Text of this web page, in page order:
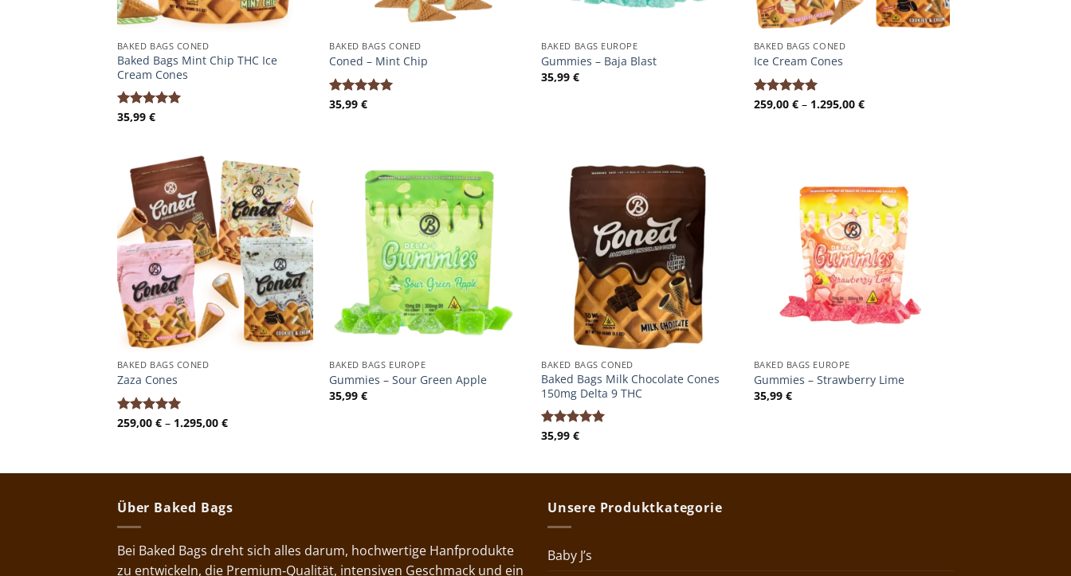
BAKED BAGS CONED
Baked Bags Mint Chip THC Ice
Cream Cones
Bewertet
35,99 €
BAKED BAGS CONED
Coned – Mint Chip
Bewertet
35,99€
BAKED BAGS EUROPE
Gummies – Baja Blast
35,99€
BAKED BAGS CONED
Ice Cream Cones
Bewertet
259,00 € – 1.295,00 €Preisspanne:
BAKED BAGS CONED
Zaza Cones
Bewertet
259,00 € – 1.295,00 €Preisspanne:
BAKED BAGS EUROPE
Gummies – Sour Green Apple
35,99€
BAKED BAGS CONED
Baked Bags Milk Chocolate Cones
150mg Delta 9 THC
Bewertet
35,99€
BAKED BAGS EUROPE
Gummies – Strawberry Lime
35,99 €
Über Baked Bags
Bei Baked Bags dreht sich alles darum, hochwertige Hanfprodukte
zu entwickeln, die Premium‑Qualität, intensiven Geschmack und ein
Unsere Produktkategorie
Baby J’s